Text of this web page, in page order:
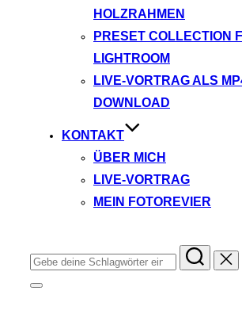
HOLZRAHMEN
PRESET COLLECTION
LIGHTROOM
LIVE-VORTRAG ALS
DOWNLOAD
KONTAKT
ÜBER MICH
LIVE-VORTRAG
MEIN FOTOREVIER
Suchen
nach:
Seitenleiste